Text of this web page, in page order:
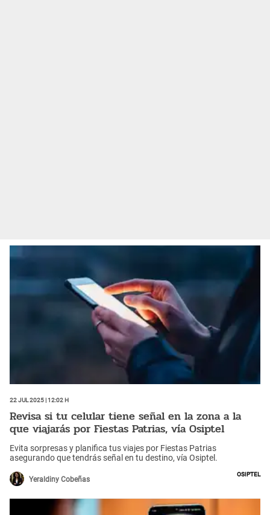
22 Jul 2025 | 12:02 h
Revisa si tu celular tiene señal en la zona a la
que viajarás por Fiestas Patrias, vía Osiptel
Evita sorpresas y planifica tus viajes por Fiestas Patrias
asegurando que tendrás señal en tu destino, vía Osiptel.
Yeraldiny Cobeñas
Osiptel